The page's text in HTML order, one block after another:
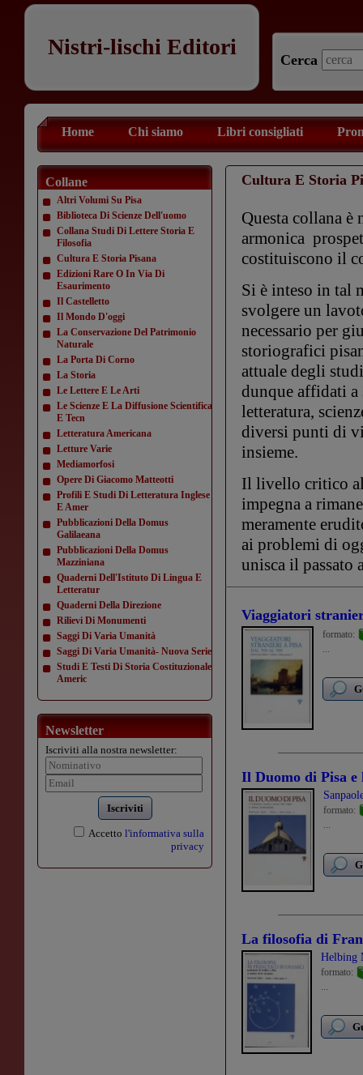
Nistri-lischi Editori
Cerca
Home Chi siamo Libri consigliati
Collane
Altri Volumi Su Pisa
Biblioteca Di Scienze Dell'uomo
Collana Studi Di Lettere Storia E
Filosofia
Cultura E Storia Pisana
Edizioni Rare O In Via Di
Esaurimento
Il Castelletto
Il Mondo D'oggi
La Conservazione Del Patrimonio
Naturale
La Porta Di Corno
La Storia
Le Lettere E Le Arti
Le Scienze E La Diffusione Scientifica
E Tecn
Letteratura Americana
Letture Varie
Mediamorfosi
Opere Di Giacomo Matteotti
Profili E Studi Di Letteratura Inglese
E Amer
Pubblicazioni Della Domus
Galilaeana
Pubblicazioni Della Domus
Mazziniana
Quaderni Dell'Istituto Di Lingua E
Letteratur
Quaderni Della Direzione
Rilievi Di Monumenti
Saggi Di Varia Umanità
Saggi Di Varia Umanità- Nuova Serie
Studi E Testi Di Storia Costituzionale
Americ
Newsletter
Iscriviti alla nostra newsletter:
Iscriviti
Accetto l'informativa sulla
privacy
Cultura E Storia
Questa collana è
armonica
costituiscono il
Si è inteso in tal
svolgere un
necessario per
storiografici
attuale degli
dunque affidati
letteratura,
diversi punti di
insieme.
Il livello critico al
impegna a
meramente
ai problemi di
unisca il passato
Viaggiatori
formato:
...
Il Duomo di Pisa
formato:
...
La filosofia di
Helbing
formato:
...